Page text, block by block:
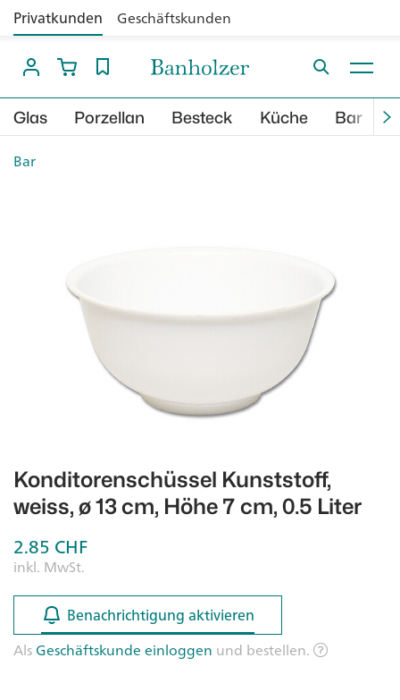
Privatkunden Geschäftskunden
Glas Porzellan Besteck Küche Bar
Bar
Konditorenschüssel Kunststoff,
weiss, ø 13 cm, Höhe 7 cm, 0.5 Liter
2.85 CHF
inkl. MwSt.
Benachrichtigung aktivieren
Benachrichtigung aktivieren
AlsGeschäftskunde einloggen und bestellen.